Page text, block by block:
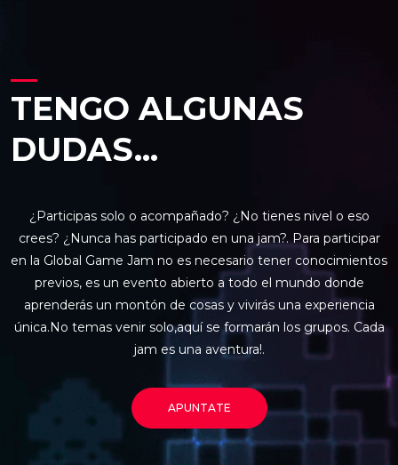
TENGO ALGUNAS
DUDAS...
¿Participas solo o acompañado? ¿No tienes nivel o eso
crees? ¿Nunca has participado en una jam?. Para participar
en la Global Game Jam no es necesario tener conocimientos
previos, es un evento abierto a todo el mundo donde
aprenderás un montón de cosas y vivirás una experiencia
única.No temas venir solo,aquí se formarán los grupos. Cada
jam es una aventura!.
APUNTATE